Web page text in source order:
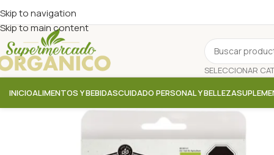
Skip to navigation
Skip to main content
INICIOALIMENTOS Y BEBIDASCUIDADO PERSONAL Y BELLEZA